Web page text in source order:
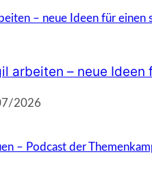
arbeiten – neue
2026